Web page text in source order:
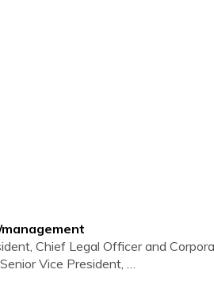
Chief Legal Officer and
Vice President, …